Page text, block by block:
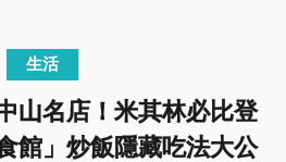
生活
山名店！米其林必比登
館」炒飯隱藏吃法大公